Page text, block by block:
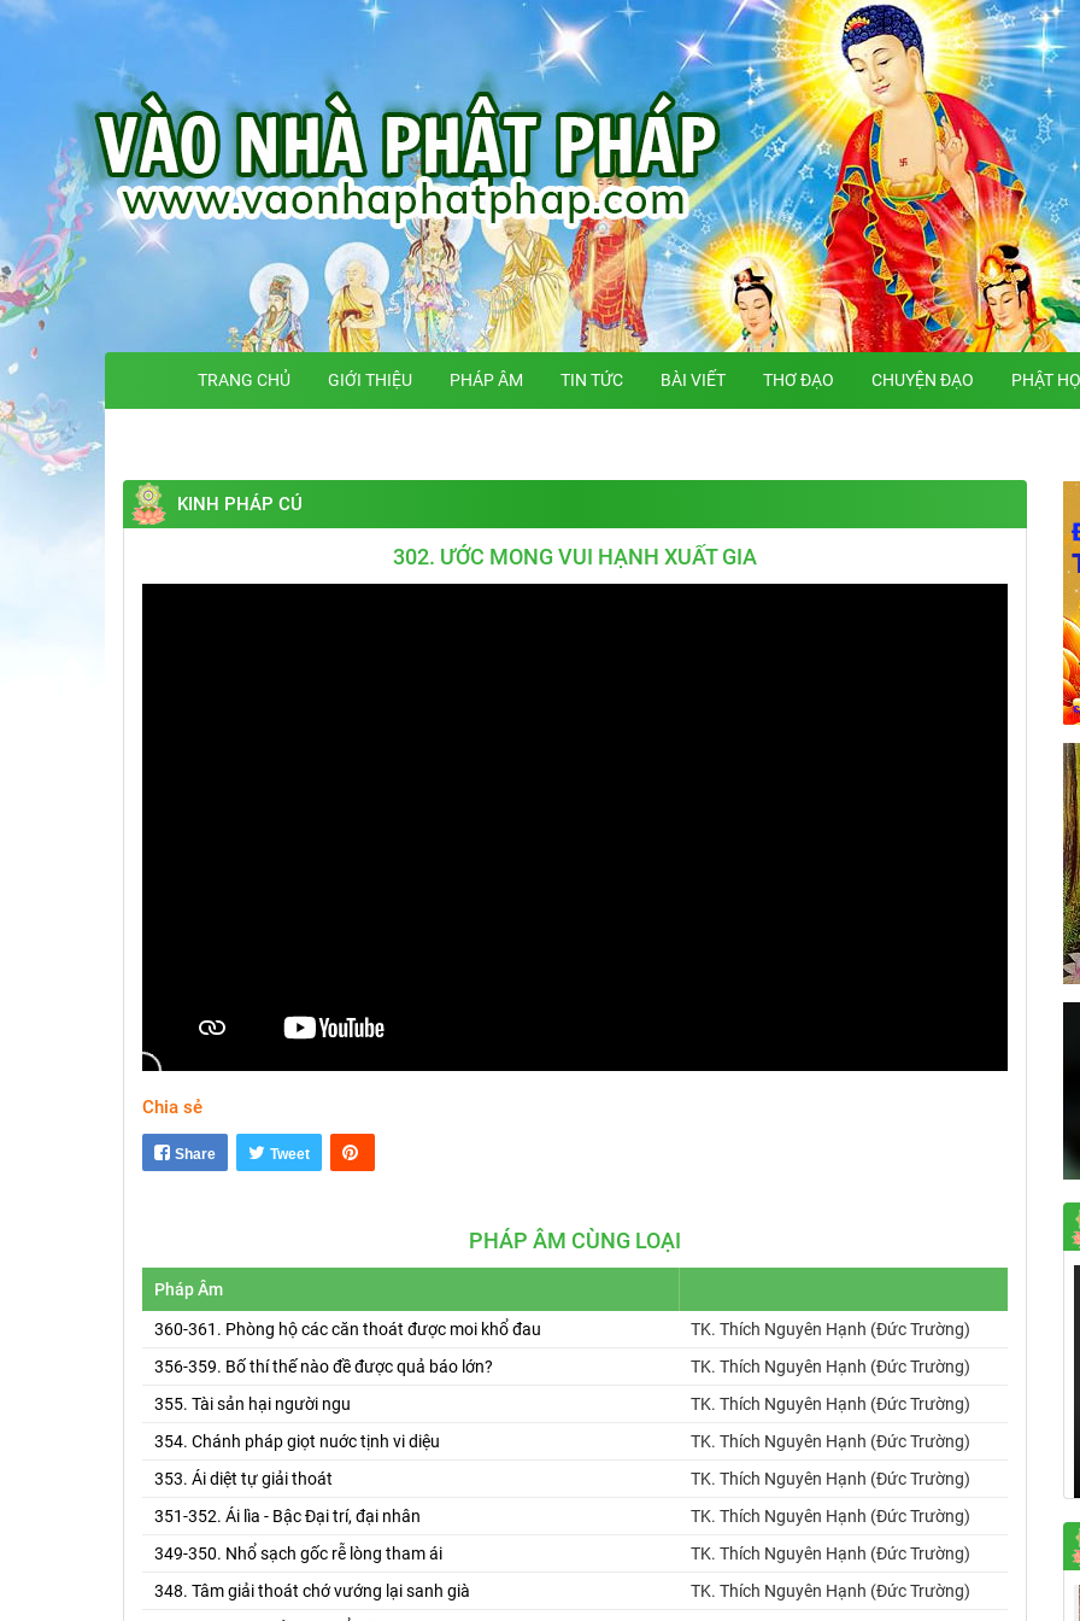
TRANG CHỦ GIỚI THIỆU PHÁP ÂM TIN TỨC BÀI VIẾT THƠ ĐẠO CHUYỆN ĐẠO PHẬT
KINH PHÁP CÚ
302. ƯỚC MONG VUI HẠNH XUẤT GIA
Chia sẻ
Share Tweet
PHÁP ÂM CÙNG LOẠI
Pháp Âm
360-361. Phòng hộ các căn thoát được moi khổ đau
TK. Thích Nguyên Hạnh (Đức Trường)
356-359. Bố thí thế nào đề được quả báo lớn?
TK. Thích Nguyên Hạnh (Đức Trường)
355. Tài sản hại người ngu
TK. Thích Nguyên Hạnh (Đức Trường)
354. Chánh pháp giọt nuớc tịnh vi diệu
TK. Thích Nguyên Hạnh (Đức Trường)
353. Ái diệt tự giải thoát
TK. Thích Nguyên Hạnh (Đức Trường)
351-352. Ái lìa - Bậc Đại trí, đại nhân
TK. Thích Nguyên Hạnh (Đức Trường)
349-350. Nhổ sạch gốc rễ lòng tham ái
TK. Thích Nguyên Hạnh (Đức Trường)
348. Tâm giải thoát chớ vướng lại sanh già
TK. Thích Nguyên Hạnh (Đức Trường)